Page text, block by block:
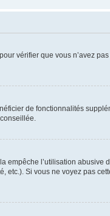
vérifier que vous n’avez
de fonctionnalités
empêche l’utilisation abusive
etc.). Si vous ne voyez pas